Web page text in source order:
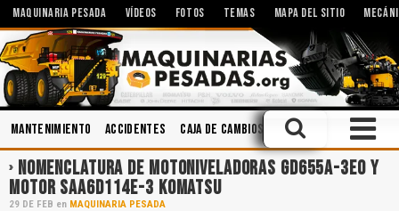
MAQUINARIA PESADA VÍDEOS FOTOS TEMAS MAPA DEL SITIO
Mantenimiento Accidentes Caja de Cambios Lubricantes
NOMENCLATURA DE MOTONIVELADORAS GD655A-3E0 Y
MOTOR SAA6D114E-3 KOMATSU
29 DE FEB en MAQUINARIA PESADA